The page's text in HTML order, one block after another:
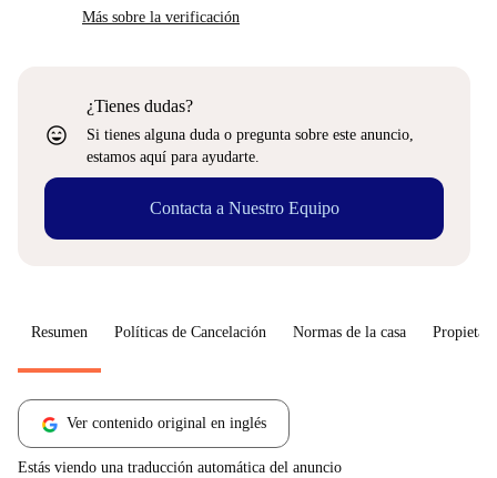
Más sobre la verificación
sentiment_very_satisfied
¿Tienes dudas?
Si tienes alguna duda o pregunta sobre este anuncio,
estamos aquí para ayudarte.
Contacta a Nuestro Equipo
Resumen Políticas de Cancelación Normas de la casa
Ver contenido original en inglés
Estás viendo una traducción automática del anuncio